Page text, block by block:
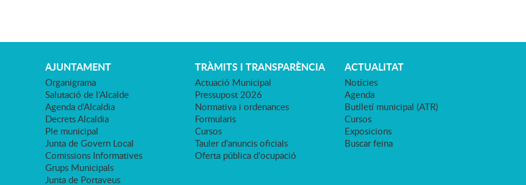
AJUNTAMENT
Organigrama
Salutació de l'Alcalde
Agenda d'Alcaldia
Decrets Alcaldia
Ple municipal
Junta de Govern Local
Comissions Informatives
Grups Municipals
Junta de Portaveus
TRÀMITS I TRANSPARÈNCIA
Actuació Municipal
Pressupost 2026
Normativa i ordenances
Formularis
Cursos
Tauler d'anuncis oficials
Oferta pública d'ocupació
ACTUALITAT
Notícies
Agenda
Butlletí municipal (ATR)
Cursos
Exposicions
Buscar feina